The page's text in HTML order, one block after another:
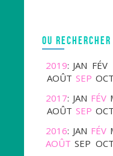
OU
2019: JAN FÉV
AOÛT SEP OCT
2017: JAN FÉV
AOÛT SEP OCT
2016: JAN FÉV
AOÛT SEP OCT